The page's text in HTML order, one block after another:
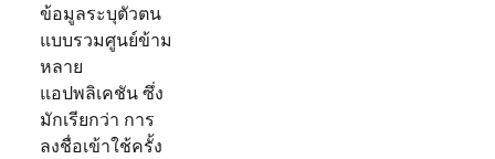
ข้อมูลระบุตัวตน
แบบรวมศูนย์ข้าม
หลาย
แอปพลิเคชัน ซึ่ง
มักเรียกว่า การ
ลงชื่อเข้าใช้ครั้ง